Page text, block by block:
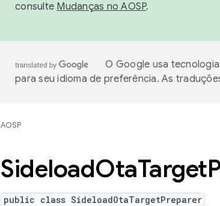
consulte Mudanças no AOSP.
O Google usa
para seu idioma de preferência. As
AOSP
SideloadOtaTarget
public class SideloadOtaTargetPreparer